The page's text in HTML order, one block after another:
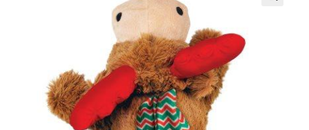
Tietosuojaseloste